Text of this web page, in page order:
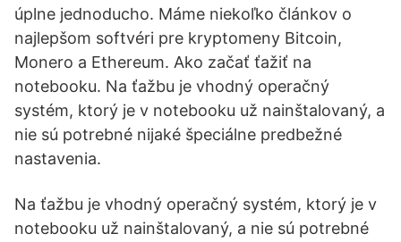
úplne jednoducho. Máme niekoľko článkov o
najlepšom softvéri pre kryptomeny Bitcoin,
Monero a Ethereum. Ako začať ťažiť na
notebooku. Na ťažbu je vhodný operačný
systém, ktorý je v notebooku už nainštalovaný, a
nie sú potrebné nijaké špeciálne predbežné
nastavenia.
Na ťažbu je vhodný operačný systém, ktorý je v
notebooku už nainštalovaný, a nie sú potrebné